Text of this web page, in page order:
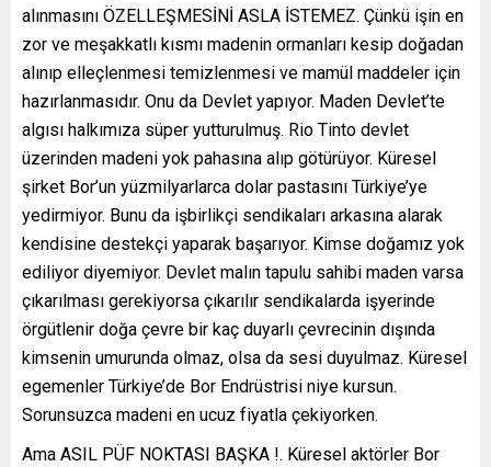
alınmasını ÖZELLEŞMESİNİ ASLA İSTEMEZ. Çünkü işin en
zor ve meşakkatlı kısmı madenin ormanları kesip doğadan
alınıp elleçlenmesi temizlenmesi ve mamül maddeler için
hazırlanmasıdır. Onu da Devlet yapıyor. Maden Devlet’te
algısı halkımıza süper yutturulmuş. Rio Tinto devlet
üzerinden madeni yok pahasına alıp götürüyor. Küresel
şirket Bor’un yüzmilyarlarca dolar pastasını Türkiye’ye
yedirmiyor. Bunu da işbirlikçi sendikaları arkasına alarak
kendisine destekçi yaparak başarıyor. Kimse doğamız yok
ediliyor diyemiyor. Devlet malın tapulu sahibi maden varsa
çıkarılması gerekiyorsa çıkarılır sendikalarda işyerinde
örgütlenir doğa çevre bir kaç duyarlı çevrecinin dışında
kimsenin umurunda olmaz, olsa da sesi duyulmaz. Küresel
egemenler Türkiye’de Bor Endrüstrisi niye kursun.
Sorunsuzca madeni en ucuz fiyatla çekiyorken.
Ama ASIL PÜF NOKTASI BAŞKA !. Küresel aktörler Bor